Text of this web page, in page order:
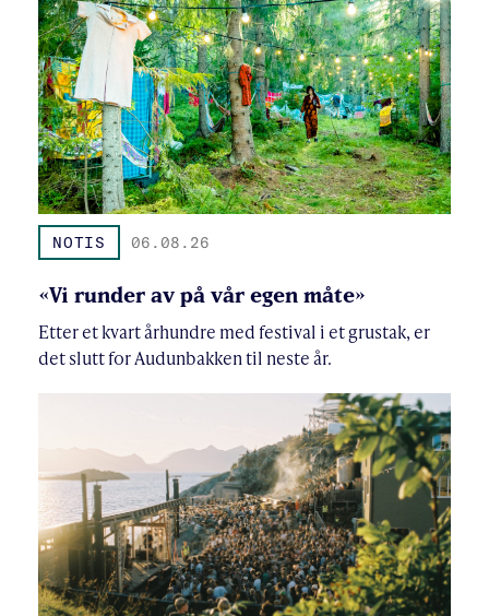
NOTIS 06.08.26
«Vi runder av på vår egen måte»
Etter et kvart århundre med festival i et grustak, er
det slutt for Audunbakken til neste år.